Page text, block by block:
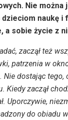
Nie można
dzieciom naukę i
a sobie życie z
zaczął też
patrzenia w
Nie dostając tego,
Kiedy zaczął
Uporczywie,
do obiadu